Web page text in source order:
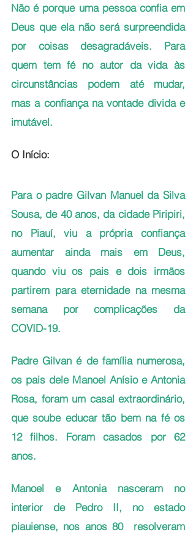
Não é porque uma pessoa confia em
Deus que ela não será surpreendida
por coisas desagradáveis. Para
quem tem fé no autor da vida às
circunstâncias podem até mudar,
mas a confiança na vontade divida e
imutável.
O Início:
Para o padre Gilvan Manuel da Silva
Sousa, de 40 anos, da cidade Piripiri,
no Piauí, viu a própria confiança
aumentar ainda mais em Deus,
quando viu os pais e dois irmãos
partirem para eternidade na mesma
semana por complicações da
COVID-19.
Padre Gilvan é de família numerosa,
os pais dele Manoel Anísio e Antonia
Rosa, foram um casal extraordinário,
que soube educar tão bem na fé os
12 filhos. Foram casados por 62
anos.
Manoel e Antonia nasceram no
interior de Pedro II, no estado
piauiense, nos anos 80  resolveram